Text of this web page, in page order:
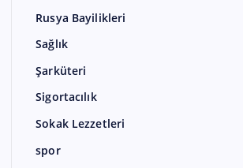
Rusya Bayilikleri
Sağlık
Şarküteri
Sigortacılık
Sokak Lezzetleri
spor